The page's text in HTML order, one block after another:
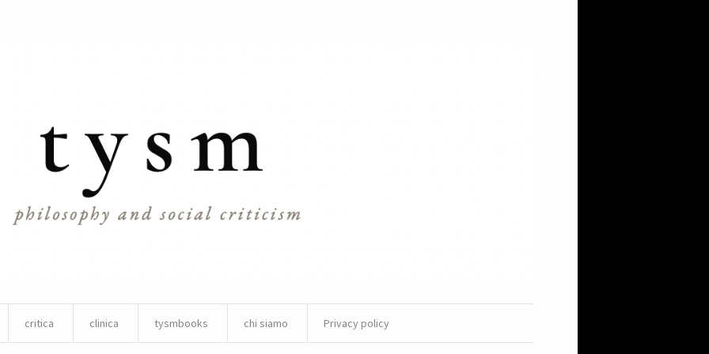
critica clinica tysmbooks chi siamo Privacy policy